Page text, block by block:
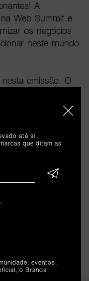
A
Web Summit e
os negócios
neste mundo
emissão. O
de
a startups.
o futuro, escrito,
até si.
que ditam as
eventos,
o Brands